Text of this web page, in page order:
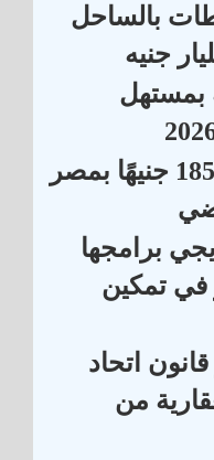
تعتزم إنشاء 4 محطات بالساحل
جنيه بمستهل
سعر الذهب عيار 21 يرتفع 185 جنيهًا بمصر
برامجها
في تمكين
اتحاد
من